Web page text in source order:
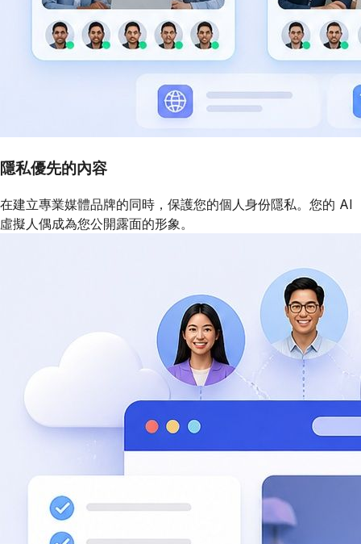
隱私優先的內容
在建立專業媒體品牌的同時，保護您的個人身份隱私。您的 AI
虛擬人偶成為您公開露面的形象。